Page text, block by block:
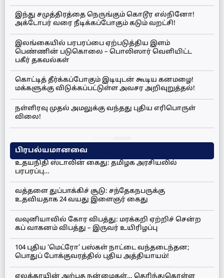
இந்து சமுத்திரத்தை நெருங்கும் கொடூர எல்நினோ!
அக்டோபர் வரை நீடிக்கப்போகும் கடும் வறட்சி!
இலங்கையில் பரபரப்பை ஏற்படுத்திய இளம்
பெண்ணின் படுகொலை – பொலிஸார் வெளியிட்ட
பகீர் தகவல்கள்
கொட்டித் தீர்க்கப்போகும் இடியுடன் கூடிய கனமழை!
மக்களுக்கு விடுக்கப்பட்டுள்ள அவசர அறிவுறுத்தல்!
நள்ளிரவு முதல் அமலுக்கு வந்தது புதிய எரிபொருள்
விலை!
பிரபல்யமானவை
உதயநிதி ஸ்டாலின் கைது: தமிழக அரசியலில்
பரபரப்பு…
வத்தளை துப்பாக்கிச் சூடு: சந்தேகநபருக்கு
உதவியதாக 24 வயது இளைஞர் கைது
வவுனியாவில் கோர விபத்து: மரக்கறி ஏற்றிச் சென்ற
கப் வாகனம் விபத்து – இருவர் உயிரிழப்பு
104 புதிய ‘மெட்ரோ’ பஸ்கள் நாட்டை வந்தடைந்தன;
பொதுப் போக்குவரத்தில் புதிய அத்தியாயம்!